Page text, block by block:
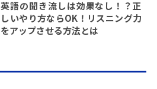
英語の聞き流しは効果なし！？正
しいやり方ならOK！リスニング力
をアップさせる方法とは